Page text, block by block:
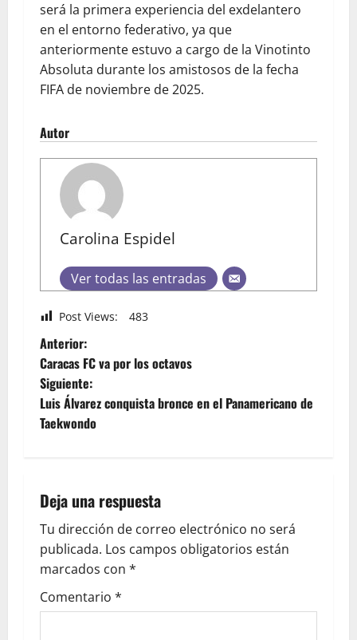
será la primera experiencia del exdelantero
en el entorno federativo, ya que
anteriormente estuvo a cargo de la Vinotinto
Absoluta durante los amistosos de la fecha
FIFA de noviembre de 2025.
Autor
Carolina Espidel
Ver todas las entradas
Post Views: 483
Anterior:
Caracas FC va por los octavos
Siguiente:
Luis Álvarez conquista bronce en el Panamericano de
Taekwondo
Deja una respuesta
Tu dirección de correo electrónico no será
publicada. Los campos obligatorios están
marcados con *
Comentario *